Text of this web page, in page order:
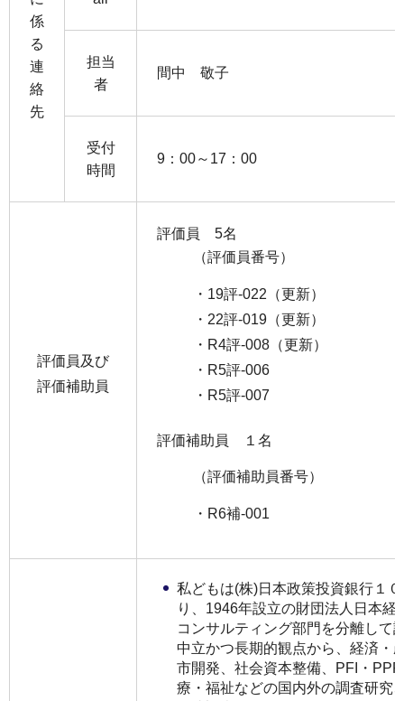
係
る
連
絡
先
担当
者
間中 敬子
受付
時間
9：00～17：00
評価員及び
評価補助員
評価員 5名
（評価員番号）
・19評-022（更新）
・22評-019（更新）
・R4評-008（更新）
・R5評-006
・R5評-007
評価補助員 １名
（評価補助員番号）
・R6補-001
私どもは(株)日本政策投資銀行１
り、1946年設立の財団法人日本経
コンサルティング部門を分離して
中立かつ長期的観点から、経済・
市開発、社会資本整備、PFI・
療・福祉などの国内外の調査研究